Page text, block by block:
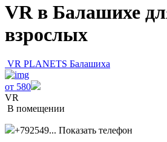
VR в Балашихе
взрослых
VR PLANETS Балашиха
от 580
VR
В помещении
+792549... Показать телефон